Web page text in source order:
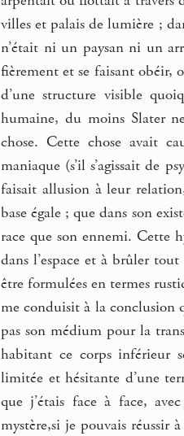
villes et palais de lumière ;
n’était ni un paysan ni un
fièrement et se faisant obéir,
d’une structure visible
humaine, du moins Slater
chose. Cette chose avait
maniaque (s’il s’agissait de
faisait allusion à leur
base égale ; que dans son
race que son ennemi. Cette
dans l’espace et à brûler
être formulées en termes
me conduisit à la conclusion
pas son médium pour la
habitant ce corps inférieur
limitée et hésitante d’une
que j’étais face à face,
mystère,si je pouvais réussir